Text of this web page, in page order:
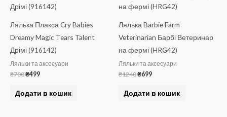
Лялька Плакса Cry Babies
Dreamy Magic Tears Talent
Дрімі (916142)
Ляльки та аксесуари
₴700₴499
Додати в кошик
Лялька Barbie Farm
Veterinarian Барбі Ветеринар
на фермі (HRG42)
Ляльки та аксесуари
₴1240₴699
Додати в кошик